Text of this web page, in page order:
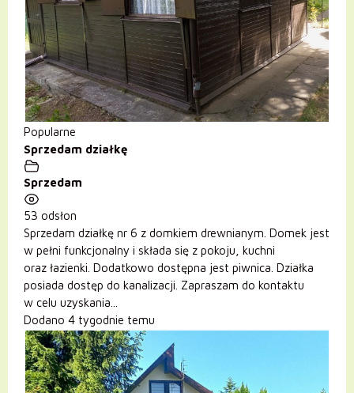
Popularne
Sprzedam działkę
Sprzedam
53 odsłon
Sprzedam działkę nr 6 z domkiem drewnianym. Domek jest
w pełni funkcjonalny i składa się z pokoju, kuchni
oraz łazienki. Dodatkowo dostępna jest piwnica. Działka
posiada dostęp do kanalizacji. Zapraszam do kontaktu
w celu uzyskania...
Dodano 4 tygodnie temu